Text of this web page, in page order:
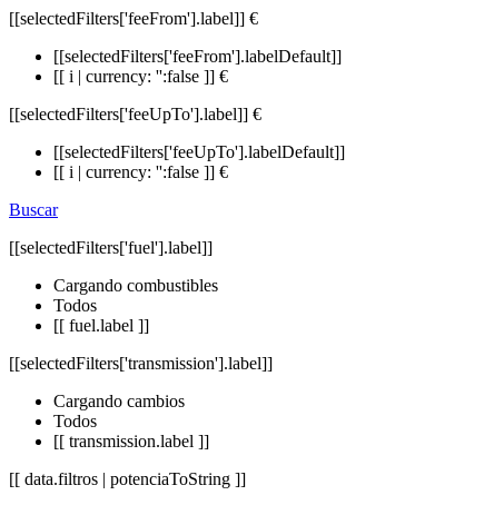
[[selectedFilters['feeFrom'].label]] €
[[selectedFilters['feeFrom'].labelDefault]]
[[ i | currency: '':false ]] €
[[selectedFilters['feeUpTo'].label]] €
[[selectedFilters['feeUpTo'].labelDefault]]
[[ i | currency: '':false ]] €
Buscar
[[selectedFilters['fuel'].label]]
Cargando combustibles
Todos
[[ fuel.label ]]
[[selectedFilters['transmission'].label]]
Cargando cambios
Todos
[[ transmission.label ]]
[[ data.filtros | potenciaToString ]]